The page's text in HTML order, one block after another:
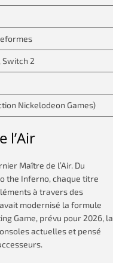
Switch 2
Nickelodeon Games)
l’Air
Maître de l’Air. Du
the Inferno, chaque titre
à travers des
modernisé la formule
Game, prévu pour 2026, la
actuelles et pensé